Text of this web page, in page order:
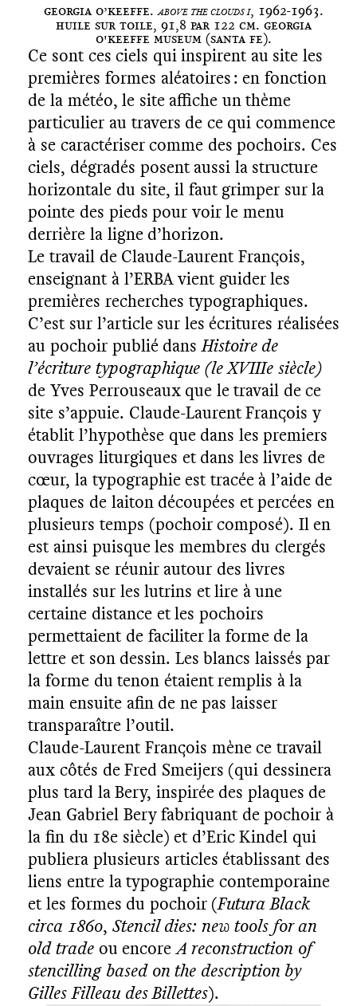
Georgia O’Keeffe.Above the Clouds I, 1962-1963.
Huile sur toile, 91,8 par 122 cm. Georgia
O'Keeffe Museum (Santa Fe).
Ce sont ces ciels qui inspirent au site les
premières formes aléatoires : en fonction
de la météo, le site affiche un thème
particulier au travers de ce qui commence
à se caractériser comme des pochoirs. Ces
ciels, dégradés posent aussi la structure
horizontale du site, il faut grimper sur la
pointe des pieds pour voir le menu
derrière la ligne d’horizon.
Le travail de Claude-Laurent François,
enseignant à l’ERBA vient guider les
premières recherches typographiques.
C’est sur l’article sur les écritures réalisées
au pochoir publié dansHistoire de
l’écriture typographique (le XVIIIe siècle)
de Yves Perrouseaux que le travail de ce
site s’appuie. Claude-Laurent François y
établit l’hypothèse que dans les premiers
ouvrages liturgiques et dans les livres de
cœur, la typographie est tracée à l’aide de
plaques de laiton découpées et percées en
plusieurs temps (pochoir composé). Il en
est ainsi puisque les membres du clergés
devaient se réunir autour des livres
installés sur les lutrins et lire à une
certaine distance et les pochoirs
permettaient de faciliter la forme de la
lettre et son dessin. Les blancs laissés par
la forme du tenon étaient remplis à la
main ensuite afin de ne pas laisser
transparaître l’outil.
Claude-Laurent François mène ce travail
aux côtés de Fred Smeijers (qui dessinera
plus tard la Bery, inspirée des plaques de
Jean Gabriel Bery fabriquant de pochoir à
la fin du 18e siècle) et d’Eric Kindel qui
publiera plusieurs articles établissant des
liens entre la typographie contemporaine
et les formes du pochoir (Futura Black
circa 1860, Stencil dies: new tools for an
old trade ou encoreA reconstruction of
stencilling based on the description by
Gilles Filleau des Billettes).